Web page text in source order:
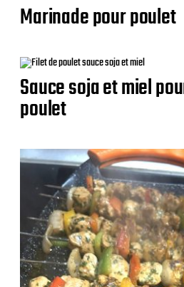
Marinade pour poulet
Sauce soja et miel
poulet